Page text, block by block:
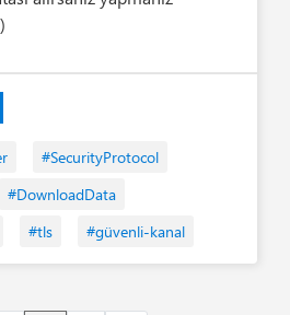
#SecurityProtocol
#DownloadData
#tls #güvenli-kanal